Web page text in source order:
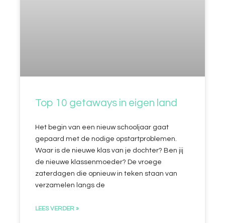
Top 10 getaways in eigen land
Het begin van een nieuw schooljaar gaat
gepaard met de nodige opstartproblemen.
Waar is de nieuwe klas van je dochter? Ben jij
de nieuwe klassenmoeder? De vroege
zaterdagen die opnieuw in teken staan van
verzamelen langs de
LEES VERDER »